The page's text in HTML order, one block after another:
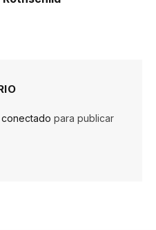
conectado para publicar